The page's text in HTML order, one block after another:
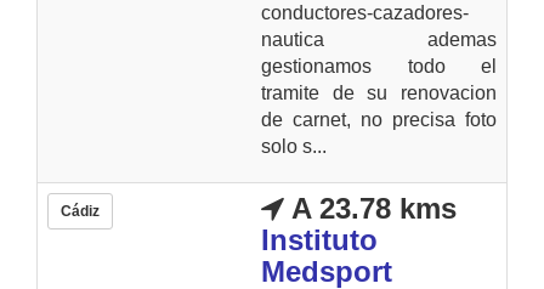
conductores-cazadores-
nautica ademas
gestionamos todo el
tramite de su renovacion
de carnet, no precisa foto
solo s...
Cádiz
A 23.78 kms
Instituto
Medsport